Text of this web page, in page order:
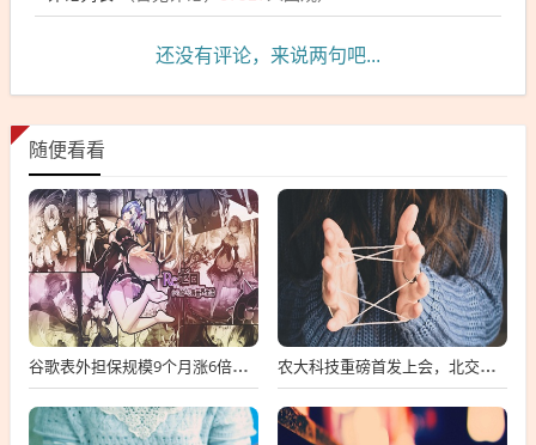
还没有评论，来说两句吧...
随便看看
谷歌表外担保规模9个月涨6倍至438亿美元，用“财务兜底”换TPU芯片订单 农大科技重磅首发上会，北交所募资达4.13亿元，科技创新引领未来发展！